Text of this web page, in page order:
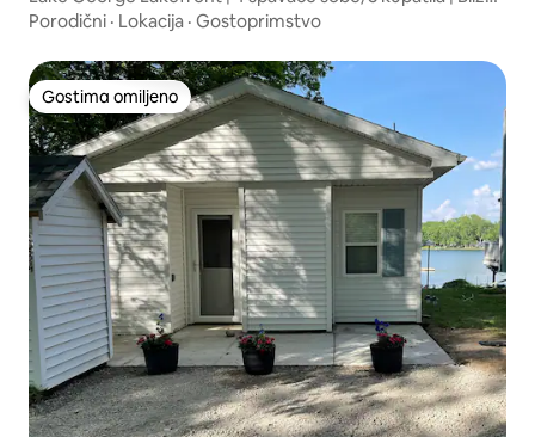
Pokagona
Porodični · Lokacija · Gostoprimstvo
Gostima omiljeno
Gostima omiljeno